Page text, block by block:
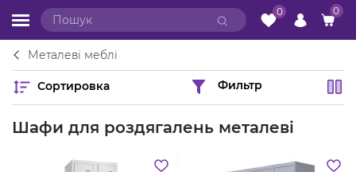
0 0
Металеві меблі
Сортировка Фильтр
Шафи для роздягалень металеві